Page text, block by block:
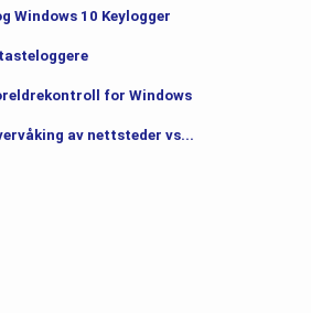
Windows 10 Keylogger
for Windows
av nettsteder vs...